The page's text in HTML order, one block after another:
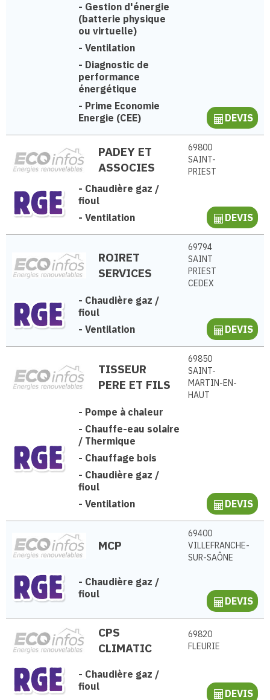
- Gestion d'énergie
(batterie physique
ou virtuelle)
- Ventilation
- Diagnostic de
performance
énergétique
- Prime Economie
Energie (CEE)
DEVIS
PADEY ET
ASSOCIES
69800
SAINT-
PRIEST
- Chaudière gaz /
fioul
- Ventilation DEVIS
ROIRET
SERVICES
69794
SAINT
PRIEST
CEDEX
- Chaudière gaz /
fioul
- Ventilation DEVIS
TISSEUR
PERE ET FILS
69850
SAINT-
MARTIN-EN-
HAUT
- Pompe à chaleur
- Chauffe-eau solaire
/ Thermique
- Chauffage bois
- Chaudière gaz /
fioul
- Ventilation DEVIS
MCP
69400
VILLEFRANCHE-
SUR-SAÔNE
- Chaudière gaz /
fioul
DEVIS
CPS
CLIMATIC
69820
FLEURIE
- Chaudière gaz /
fioul
DEVIS